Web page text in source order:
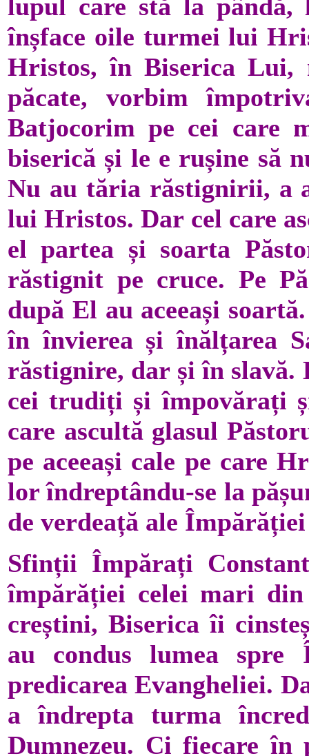
lupul care stă la pândă,
înșface oile turmei lui
Hristos, în Biserica Lui,
păcate, vorbim
Batjocorim pe cei care
biserică și le e rușine să
Nu au tăria răstignirii, a
lui Hristos. Dar cel care
el partea și soarta
răstignit pe cruce. Pe
după El au aceeași
în învierea și înălțarea
răstignire, dar și în
cei trudiți și împovărați
care ascultă glasul
pe aceeași cale pe care
lor îndreptându-se la
de verdeață ale
Sfinții Împărați
împărăției celei mari
creștini, Biserica îi
au condus lumea spre
predicarea Evangheliei.
a îndrepta turma
Dumnezeu. Ci fiecare în